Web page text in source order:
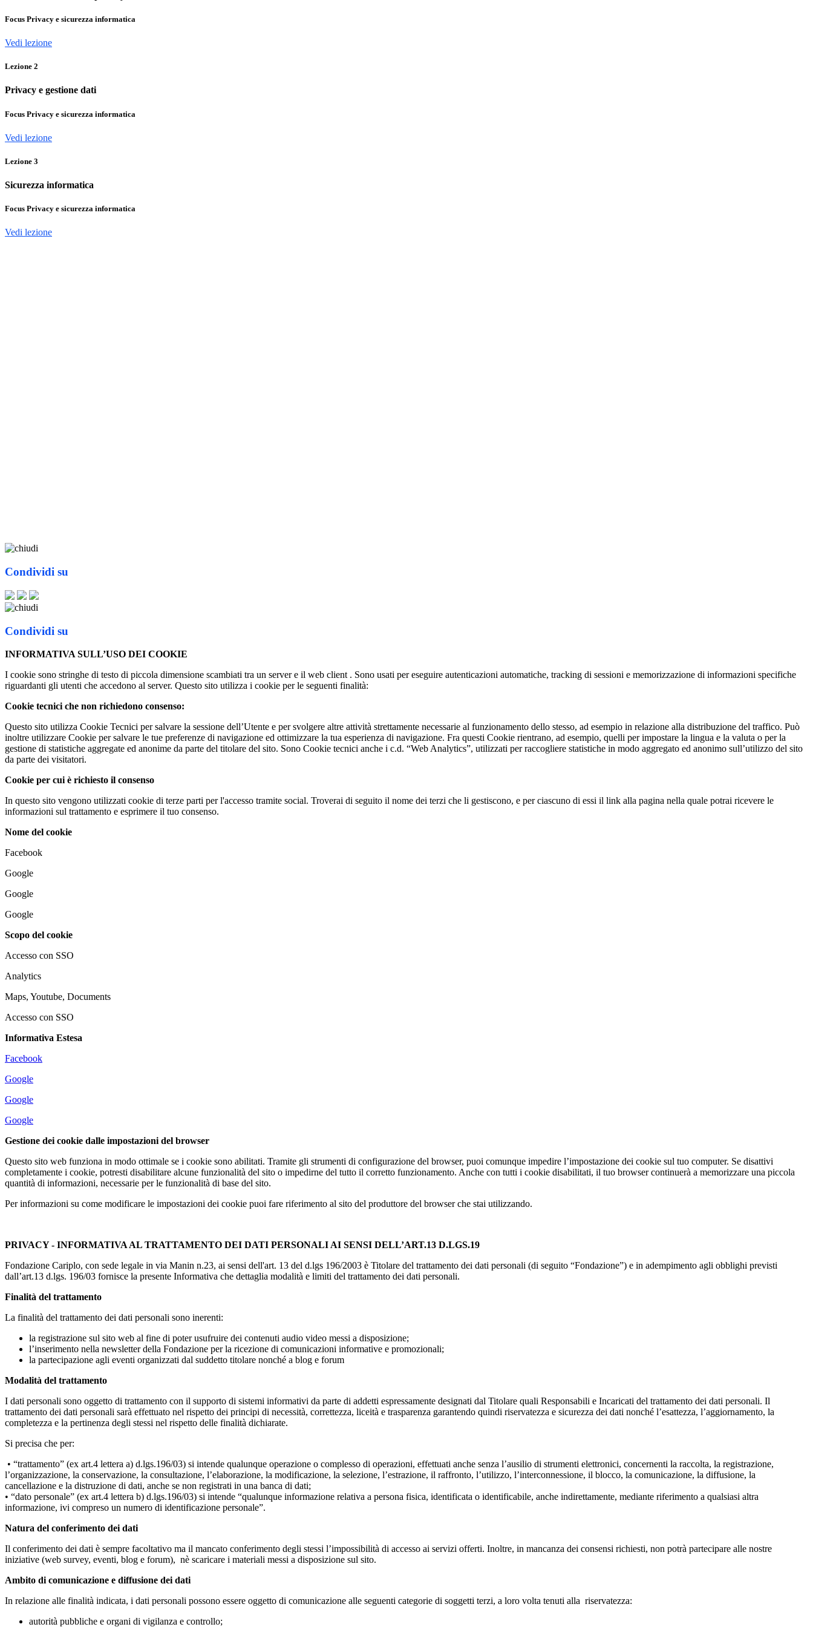
Focus Privacy e sicurezza informatica
Vedi lezione
Lezione 2
Privacy e gestione dati
Focus Privacy e sicurezza informatica
Vedi lezione
Lezione 3
Sicurezza informatica
Focus Privacy e sicurezza informatica
Vedi lezione
Condividi su
Condividi su
INFORMATIVA SULL’USO DEI COOKIE
I cookie sono stringhe di testo di piccola dimensione scambiati tra un server e il web client . Sono usati per eseguire autenticazioni automatiche, tracking di sessioni e memorizzazione di informazioni specifiche
riguardanti gli utenti che accedono al server. Questo sito utilizza i cookie per le seguenti finalità:
Cookie tecnici che non richiedono consenso:
Questo sito utilizza Cookie Tecnici per salvare la sessione dell’Utente e per svolgere altre attività strettamente necessarie al funzionamento dello stesso, ad esempio in relazione alla distribuzione del traffico. Può
inoltre utilizzare Cookie per salvare le tue preferenze di navigazione ed ottimizzare la tua esperienza di navigazione. Fra questi Cookie rientrano, ad esempio, quelli per impostare la lingua e la valuta o per la
gestione di statistiche aggregate ed anonime da parte del titolare del sito. Sono Cookie tecnici anche i c.d. “Web Analytics”, utilizzati per raccogliere statistiche in modo aggregato ed anonimo sull’utilizzo del sito
da parte dei visitatori.
Cookie per cui è richiesto il consenso
In questo sito vengono utilizzati cookie di terze parti per l'accesso tramite social. Troverai di seguito il nome dei terzi che li gestiscono, e per ciascuno di essi il link alla pagina nella quale potrai ricevere le
informazioni sul trattamento e esprimere il tuo consenso.
Nome del cookie
Facebook
Google
Google
Google
Scopo del cookie
Accesso con SSO
Analytics
Maps, Youtube, Documents
Accesso con SSO
Informativa Estesa
Facebook
Google
Google
Google
Gestione dei cookie dalle impostazioni del browser
Questo sito web funziona in modo ottimale se i cookie sono abilitati. Tramite gli strumenti di configurazione del browser, puoi comunque impedire l’impostazione dei cookie sul tuo computer. Se disattivi
completamente i cookie, potresti disabilitare alcune funzionalità del sito o impedirne del tutto il corretto funzionamento. Anche con tutti i cookie disabilitati, il tuo browser continuerà a memorizzare una piccola
quantità di informazioni, necessarie per le funzionalità di base del sito.
Per informazioni su come modificare le impostazioni dei cookie puoi fare riferimento al sito del produttore del browser che stai utilizzando.
PRIVACY - INFORMATIVA AL TRATTAMENTO DEI DATI PERSONALI AI SENSI DELL’ART.13 D.LGS.19
Fondazione Cariplo, con sede legale in via Manin n.23, ai sensi dell'art. 13 del d.lgs 196/2003 è Titolare del trattamento dei dati personali (di seguito “Fondazione”) e in adempimento agli obblighi previsti
dall’art.13 d.lgs. 196/03 fornisce la presente Informativa che dettaglia modalità e limiti del trattamento dei dati personali.
Finalità del trattamento
La finalità del trattamento dei dati personali sono inerenti:
la registrazione sul sito web al fine di poter usufruire dei contenuti audio video messi a disposizione;
l’inserimento nella newsletter della Fondazione per la ricezione di comunicazioni informative e promozionali;
la partecipazione agli eventi organizzati dal suddetto titolare nonché a blog e forum
Modalità del trattamento
I dati personali sono oggetto di trattamento con il supporto di sistemi informativi da parte di addetti espressamente designati dal Titolare quali Responsabili e Incaricati del trattamento dei dati personali. Il
trattamento dei dati personali sarà effettuato nel rispetto dei principi di necessità, correttezza, liceità e trasparenza garantendo quindi riservatezza e sicurezza dei dati nonché l’esattezza, l’aggiornamento, la
completezza e la pertinenza degli stessi nel rispetto delle finalità dichiarate.
Si precisa che per:
• “trattamento” (ex art.4 lettera a) d.lgs.196/03) si intende qualunque operazione o complesso di operazioni, effettuati anche senza l’ausilio di strumenti elettronici, concernenti la raccolta, la registrazione,
l’organizzazione, la conservazione, la consultazione, l’elaborazione, la modificazione, la selezione, l’estrazione, il raffronto, l’utilizzo, l’interconnessione, il blocco, la comunicazione, la diffusione, la
cancellazione e la distruzione di dati, anche se non registrati in una banca di dati;
• “dato personale” (ex art.4 lettera b) d.lgs.196/03) si intende “qualunque informazione relativa a persona fisica, identificata o identificabile, anche indirettamente, mediante riferimento a qualsiasi altra
informazione, ivi compreso un numero di identificazione personale”.
Natura del conferimento dei dati
Il conferimento dei dati è sempre facoltativo ma il mancato conferimento degli stessi l’impossibilità di accesso ai servizi offerti. Inoltre, in mancanza dei consensi richiesti, non potrà partecipare alle nostre
iniziative (web survey, eventi, blog e forum), nè scaricare i materiali messi a disposizione sul sito.
Ambito di comunicazione e diffusione dei dati
In relazione alle finalità indicata, i dati personali possono essere oggetto di comunicazione alle seguenti categorie di soggetti terzi, a loro volta tenuti alla riservatezza:
autorità pubbliche e organi di vigilanza e controllo;